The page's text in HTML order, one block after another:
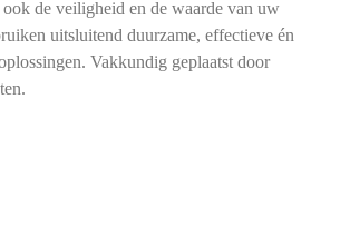
de veiligheid en de waarde van uw
uitsluitend duurzame, effectieve én
Vakkundig geplaatst door